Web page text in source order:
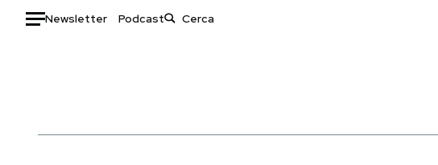
Newsletter Podcast
Italia
Moda